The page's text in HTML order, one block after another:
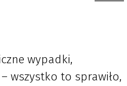
wypadki,
wszystko to sprawiło,